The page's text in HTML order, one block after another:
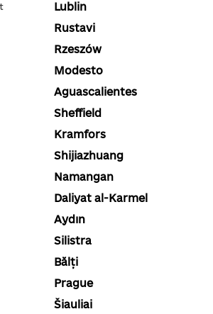
Lublin
Rustavi
Rzeszów
Modesto
Aguascalientes
Sheffield
Kramfors
Shijiazhuang
Namangan
Daliyat al-Karmel
Aydın
Silistra
Bălți
Prague
Šiauliai